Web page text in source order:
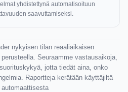
yhdistettynä automatisoituun
saavuttamiseksi.
nykyisen tilan reaaliaikaisen
Seuraamme vastausaikoja,
jotta tiedät aina, onko
Raportteja kerätään käyttäjiltä